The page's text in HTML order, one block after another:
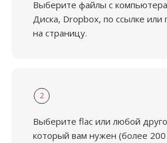
Выберите файлы с
Диска, Dropbox, по ссылке
на страницу.
2
Выберите flac или любой
который вам нужен (более 200